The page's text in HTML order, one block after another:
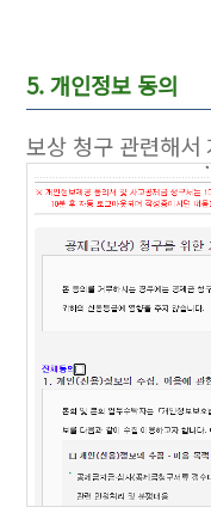
5. 개인정보 동의
보상 청구 관련해서